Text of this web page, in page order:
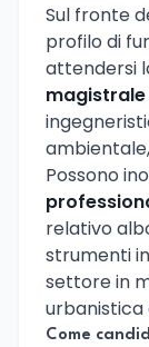
Sul fronte
profilo di
attendersi
Possono
relativo
strumenti
settore in
urbanistica
Come